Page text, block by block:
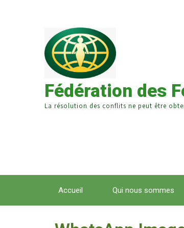
Fédération des
La résolution des conflits ne peut être
Accueil Qui nous sommes